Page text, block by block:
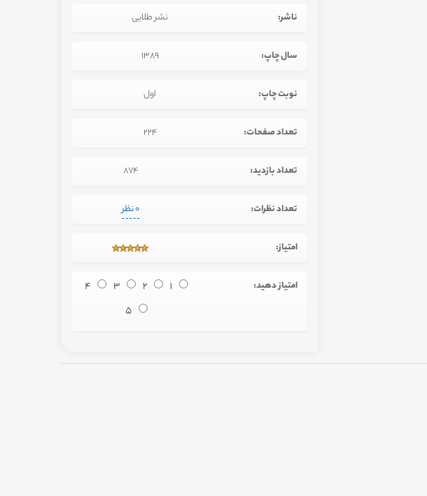
ناشر: نشر طلایی
سال چاپ: 1389
نوبت چاپ: اول
تعداد صفحات: 224
تعداد بازدید: 874
تعداد نظرات: 0 نظر
امتیاز:
امتیاز دهید: 1
2
3
4
5